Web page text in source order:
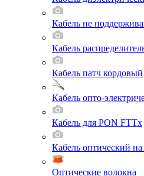
Кабель не
Кабель
Кабель патч кордовый
Кабель опто-
Кабель для PON FTTx
Кабель оптический
Оптические волокна